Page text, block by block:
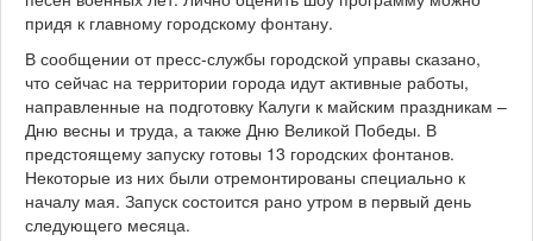
придя к главному городскому фонтану.
В сообщении от пресс-службы городской управы сказано,
что сейчас на территории города идут активные работы,
направленные на подготовку Калуги к майским праздникам –
Дню весны и труда, а также Дню Великой Победы. В
предстоящему запуску готовы 13 городских фонтанов.
Некоторые из них были отремонтированы специально к
началу мая. Запуск состоится рано утром в первый день
следующего месяца.